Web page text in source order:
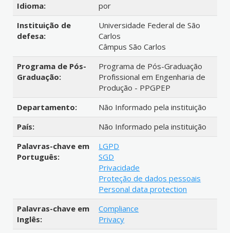
Idioma:
por
Instituição de
defesa:
Universidade Federal de São
Carlos
Câmpus São Carlos
Programa de Pós-
Graduação:
Programa de Pós-Graduação
Profissional em Engenharia de
Produção - PPGPEP
Departamento:
Não Informado pela instituição
País:
Não Informado pela instituição
Palavras-chave em
Português:
LGPD
SGD
Privacidade
Proteção de dados pessoais
Personal data protection
Palavras-chave em
Inglês:
Compliance
Privacy